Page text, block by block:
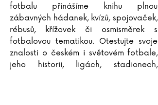
fotbalu přinášíme knihu plnou
zábavných hádanek, kvízů, spojovaček,
rébusů, křížovek či osmisměrek s
fotbalovou tematikou. Otestujte svoje
znalosti o českém i světovém fotbale,
jeho historii, ligách, stadionech,